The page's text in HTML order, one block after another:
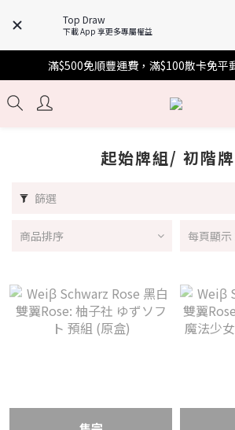
Top Draw
下載 App 享更多專屬權益
滿$500免順豐運費，滿$100散卡免平
起始牌組/ 初階
篩選
商品排序 每頁顯示